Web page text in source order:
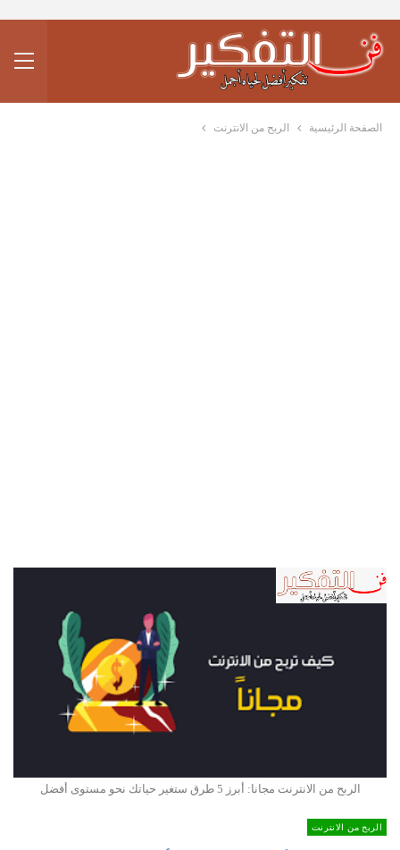
الصفحة الرئيسية الربح من الانترنت
الربح من الانترنت مجانا: أبرز 5 طرق ستغير حياتك نحو مستوى أفضل
الربح من الانترنت